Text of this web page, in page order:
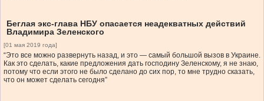
Беглая экс-глава НБУ опасается неадекватных действий
Владимира Зеленского
[01 мая 2019 года]
“Это все можно развернуть назад, и это — самый большой вызов в Украине.
Как это сделать, какие предложения дать господину Зеленскому, я не знаю,
потому что если этого не было сделано до сих пор, то мне трудно сказать,
что он может сделать сегодня”